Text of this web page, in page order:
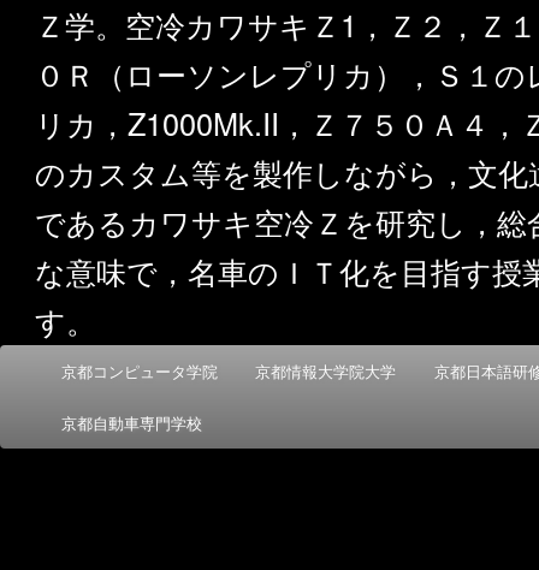
Ｚ学。空冷カワサキＺ1，Ｚ２，Ｚ
０Ｒ（ローソンレプリカ），Ｓ１の
リカ，Z1000Mk.II，Ｚ７５０Ａ４，
のカスタム等を製作しながら，文化
であるカワサキ空冷Ｚを研究し，総
な意味で，名車のＩＴ化を目指す授
す。
メ
メ
イ
サ
ブ
京都コンピュータ学院 京都情報大学院大学 京都日本語研
京都自動車専門学校